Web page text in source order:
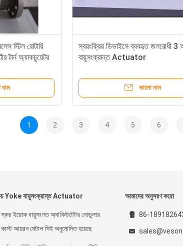
স্টিল রোটারি
টার্ন অ্যাকচুয়েটর
স্বয়ংক্রিয় ডিভাইসে ব্যবহৃত জলরোধী 3
বায়ুসংক্রান্ত Actuator
ভালো দাম
1 2 3 4 5 6
Yoke বায়ুসংক্রান্ত Actuator
স্কচ ইয়োক বায়ুসংগত অ্যাকিউটেটর নোডুলার
কাস্ট আয়রন মেটাল সিই অনুমোদিত হয়েছে
আমাদের অনুসরণ করো
86-